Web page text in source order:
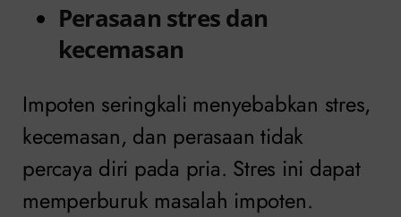
Perasaan stres dan
kecemasan
Impoten seringkali menyebabkan stres,
kecemasan, dan perasaan tidak
percaya diri pada pria. Stres ini dapat
memperburuk masalah impoten.